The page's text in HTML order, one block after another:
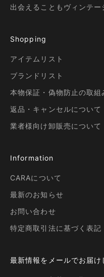
出会えることもヴィンテー
Shopping
アイテムリスト
ブランドリスト
本物保証・偽物防止の取組
返品・キャンセルについて
業者様向け卸販売について
Information
CARAについて
最新のお知らせ
お問い合わせ
特定商取引法に基づく表記
最新情報をメールでお届け